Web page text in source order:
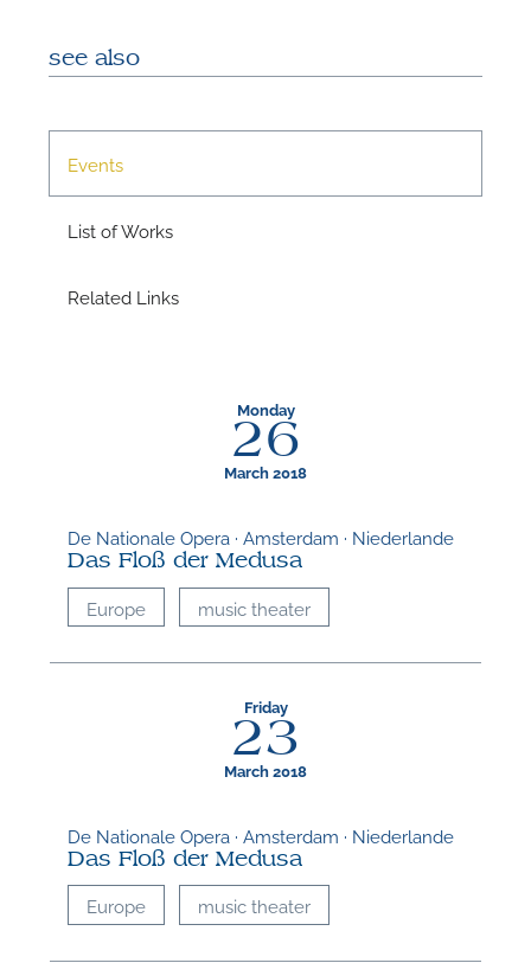
see also
Events
List of Works
Related Links
Monday
26
March 2018
De Nationale Opera · Amsterdam · Niederlande
Das Floß der Medusa
Europe music theater
Friday
23
March 2018
De Nationale Opera · Amsterdam · Niederlande
Das Floß der Medusa
Europe music theater